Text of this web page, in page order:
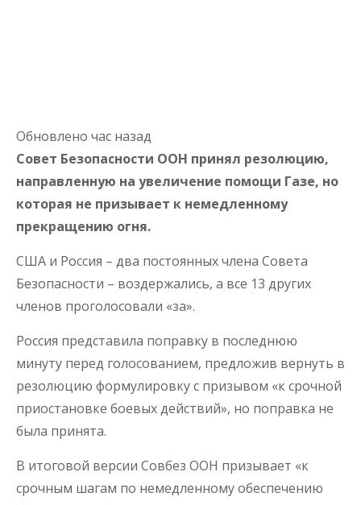
Обновлено час назад
Совет Безопасности ООН принял резолюцию,
направленную на увеличение помощи Газе, но
которая не призывает к немедленному
прекращению огня.
США и Россия – два постоянных члена Совета
Безопасности – воздержались, а все 13 других
членов проголосовали «за».
Россия представила поправку в последнюю
минуту перед голосованием, предложив вернуть в
резолюцию формулировку с призывом «к срочной
приостановке боевых действий», но поправка не
была принята.
В итоговой версии Совбез ООН призывает «к
срочным шагам по немедленному обеспечению